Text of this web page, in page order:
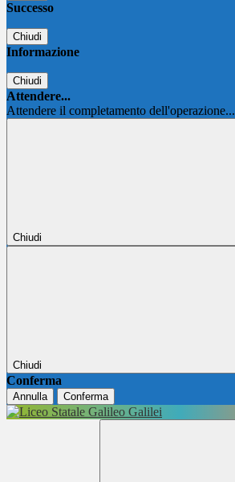
Successo
Chiudi
Informazione
Chiudi
Attendere...
Attendere il completamento dell'operazione...
Chiudi
Chiudi
Conferma
Annulla Conferma